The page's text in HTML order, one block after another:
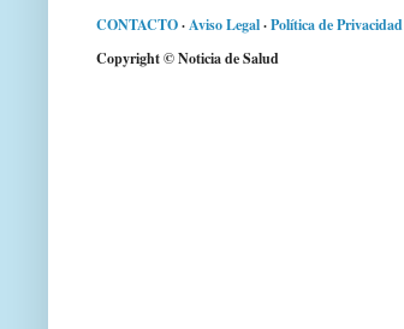
CONTACTO·Aviso Legal·Política de Privacidad
Copyright © Noticia de Salud